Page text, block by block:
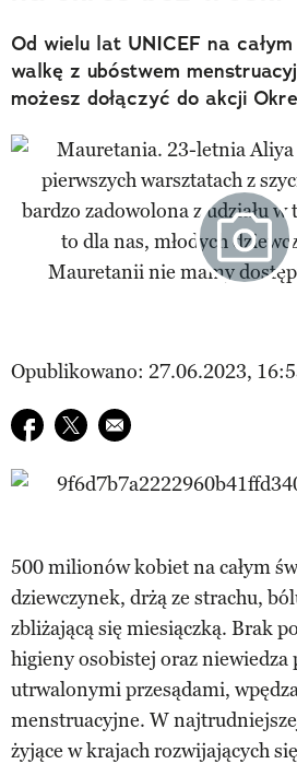
Od wielu lat UNICEF na
walkę z ubóstwem
możesz dołączyć do akcji
Opublikowano: 27.06.2023,
Udostępnij na facebook
Udostępnij na twitter
E-mail do przyjaciela
500 milionów kobiet na całym
dziewczynek, drżą ze strachu,
zbliżającą się miesiączką. Brak
higieny osobistej oraz niewiedza
utrwalonymi przesądami,
menstruacyjne. W
żyjące w krajach rozwijających